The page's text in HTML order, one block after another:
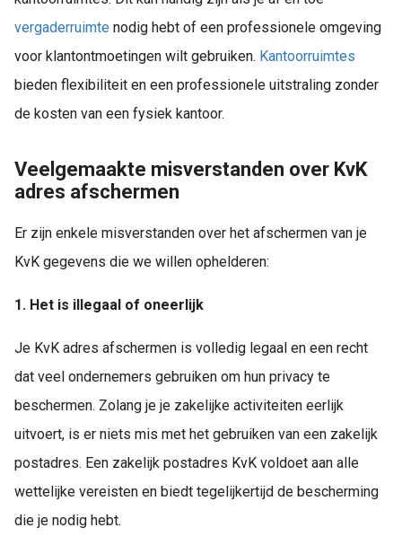
vergaderruimte nodig hebt of een professionele omgeving
voor klantontmoetingen wilt gebruiken. Kantoorruimtes
bieden flexibiliteit en een professionele uitstraling zonder
de kosten van een fysiek kantoor.
Veelgemaakte misverstanden over KvK
adres afschermen
Er zijn enkele misverstanden over het afschermen van je
KvK gegevens die we willen ophelderen:
1. Het is illegaal of oneerlijk
Je KvK adres afschermen is volledig legaal en een recht
dat veel ondernemers gebruiken om hun privacy te
beschermen. Zolang je je zakelijke activiteiten eerlijk
uitvoert, is er niets mis met het gebruiken van een zakelijk
postadres. Een zakelijk postadres KvK voldoet aan alle
wettelijke vereisten en biedt tegelijkertijd de bescherming
die je nodig hebt.